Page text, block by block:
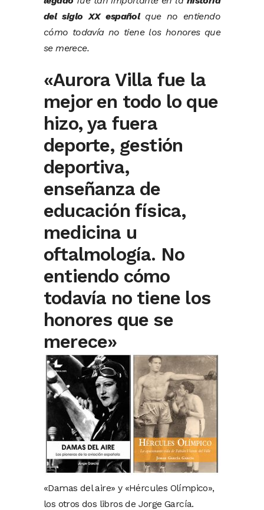
del siglo XX españolque no entiendo
cómo todavía no tiene los honores que
se merece.
«Aurora Villa fue la
mejor en todo lo que
hizo, ya fuera
deporte, gestión
deportiva,
enseñanza de
educación física,
medicina u
oftalmología. No
entiendo cómo
todavía no tiene los
honores que se
merece»
«Damas del aire» y «Hércules Olímpico»,
los otros dos libros de Jorge García.